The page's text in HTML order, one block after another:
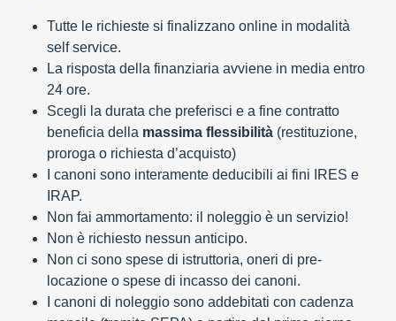
Tutte le richieste si finalizzano online in modalità
self service.
La risposta della finanziaria avviene in media entro
24 ore.
Scegli la durata che preferisci e a fine contratto
beneficia della massima flessibilità (restituzione,
proroga o richiesta d’acquisto)
I canoni sono interamente deducibili ai fini IRES e
IRAP.
Non fai ammortamento: il noleggio è un servizio!
Non è richiesto nessun anticipo.
Non ci sono spese di istruttoria, oneri di pre-
locazione o spese di incasso dei canoni.
I canoni di noleggio sono addebitati con cadenza